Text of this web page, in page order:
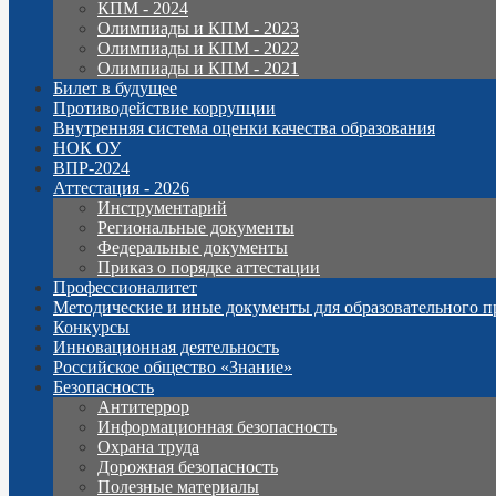
КПМ - 2024
Олимпиады и КПМ - 2023
Олимпиады и КПМ - 2022
Олимпиады и КПМ - 2021
Билет в будущее
Противодействие коррупции
Внутренняя система оценки качества образования
НОК ОУ
ВПР-2024
Аттестация - 2026
Инструментарий
Региональные документы
Федеральные документы
Приказ о порядке аттестации
Профессионалитет
Методические и иные документы для образовательного
Конкурсы
Инновационная деятельность
Российское общество «Знание»
Безопасность
Антитеррор
Информационная безопасность
Охрана труда
Дорожная безопасность
Полезные материалы